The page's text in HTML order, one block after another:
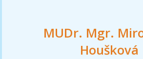
MUDr. Mgr.
Houšková